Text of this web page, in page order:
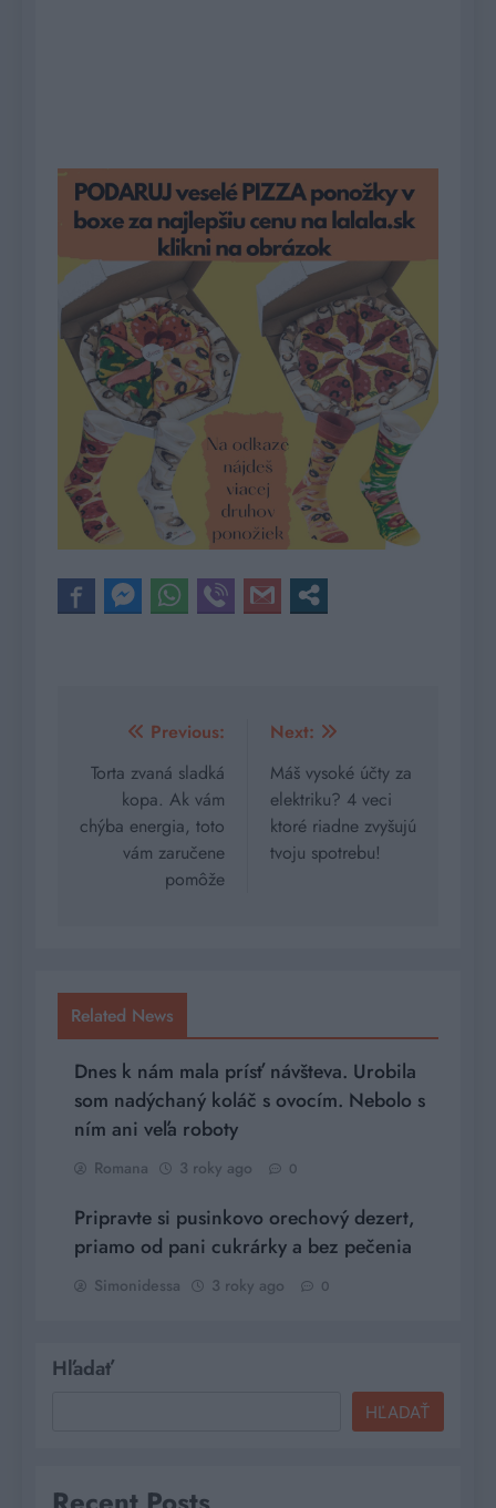
Navigácia
v
článku
Previous:
Torta zvaná sladká
kopa. Ak vám
chýba energia, toto
vám zaručene
pomôže
Next:
Máš vysoké účty za
elektriku? 4 veci
ktoré riadne zvyšujú
tvoju spotrebu!
Related News
Dnes k nám mala prísť návšteva. Urobila
som nadýchaný koláč s ovocím. Nebolo s
ním ani veľa roboty
Romana 3 roky ago 0
Pripravte si pusinkovo orechový dezert,
priamo od pani cukrárky a bez pečenia
Simonidessa 3 roky ago 0
Hľadať
HĽADAŤ